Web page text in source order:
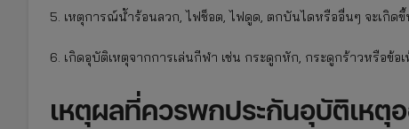
5. เหตุการณ์น้ำร้อนลวก, ไฟช็อต, ไฟดูด, ตกบันไดหรืออื่นๆ จะเกิด
6. เกิดอุบัติเหตุจากการเล่นกีฬา เช่น กระดูกหัก, กระดูกร้าวหรือข้
เหตุผลที่ควรพกประกันอุบัติเหตุ